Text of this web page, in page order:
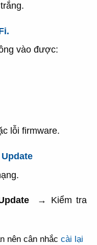
vào được:
lỗi firmware.
→ Kiểm tra
nên cân nhắc cài lại